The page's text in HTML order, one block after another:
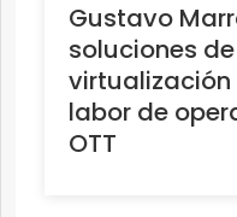
Gustavo
soluciones
labor de
OTT